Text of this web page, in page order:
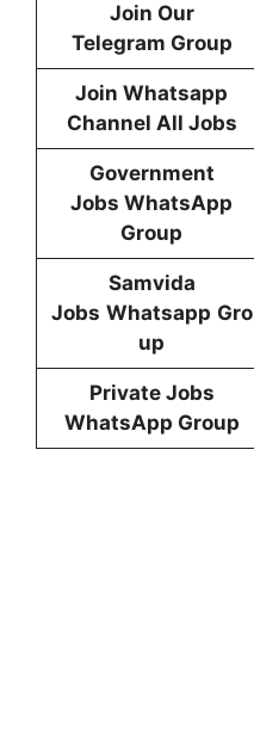
Join Our
Telegram Group
Join Whatsapp
Channel All Jobs
Government
Jobs WhatsApp
Group
Samvida
Jobs Whatsapp Gro
up
Private Jobs
WhatsApp Group